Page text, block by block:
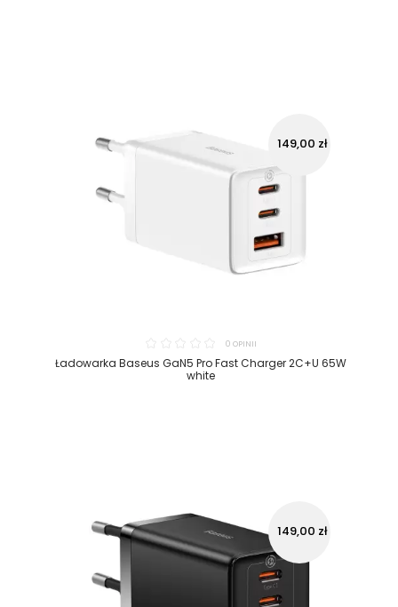
0 OPINII
Ładowarka Baseus GaN5 Pro Fast Charger 2C+U 65W
white
149,00 zł
149,00 zł